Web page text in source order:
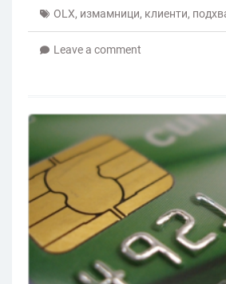
OLX, измамници, клиенти,
Leave a comment